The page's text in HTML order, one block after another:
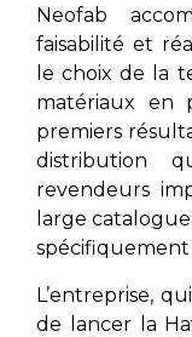
Neofab
faisabilité et
le choix de la
matériaux en
premiers
distribution
revendeurs
large
L’entreprise,
de lancer la